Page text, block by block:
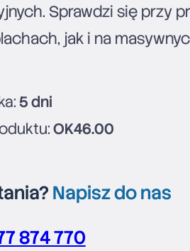
Sprawdzi się przy
jak i na
5 dni
OK46.00
Napisz do nas
874 770